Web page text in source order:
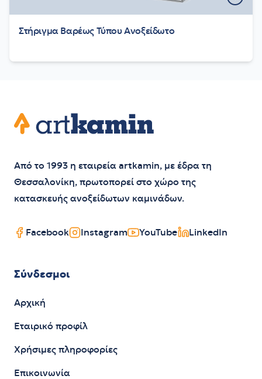
Στήριγμα Βαρέως Τύπου Ανοξείδωτο
Από το 1993 η εταιρεία artkamin, με έδρα τη
Θεσσαλονίκη, πρωτοπορεί στο χώρο της
κατασκευής ανοξείδωτων καμινάδων.
Facebook Instagram YouTube LinkedIn
Σύνδεσμοι
Αρχική
Εταιρικό προφίλ
Χρήσιμες πληροφορίες
Επικοινωνία